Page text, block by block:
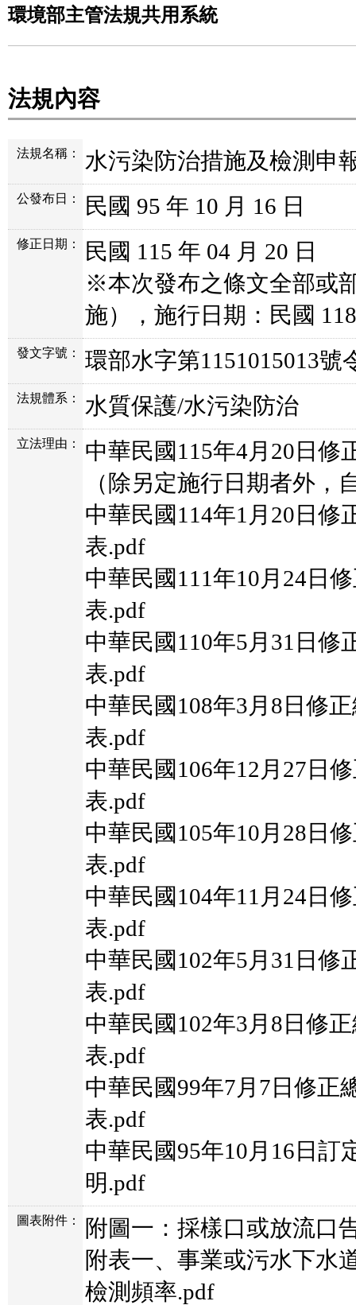
環境部主管法規共用系統
法規內容
法規名稱： 水污染防治措施及檢測申
公發布日： 民國 95 年 10 月 16 日
修正日期：
民國 115 年 04 月 20 日
※本次發布之條文全部或
施），施行日期：民國
發文字號： 環部水字第1151015013號
法規體系： 水質保護/水污染防治
立法理由：
中華民國115年4月20日修
（除另定施行日期者外，
中華民國114年1月20日修
表.pdf
中華民國111年10月24日
表.pdf
中華民國110年5月31日修
表.pdf
中華民國108年3月8日修
表.pdf
中華民國106年12月27日
表.pdf
中華民國105年10月28日
表.pdf
中華民國104年11月24日
表.pdf
中華民國102年5月31日修
表.pdf
中華民國102年3月8日修
表.pdf
中華民國99年7月7日修正
表.pdf
中華民國95年10月16日訂
明.pdf
圖表附件：
附圖一：採樣口或放流口
附表一、事業或污水下水
檢測頻率.pdf